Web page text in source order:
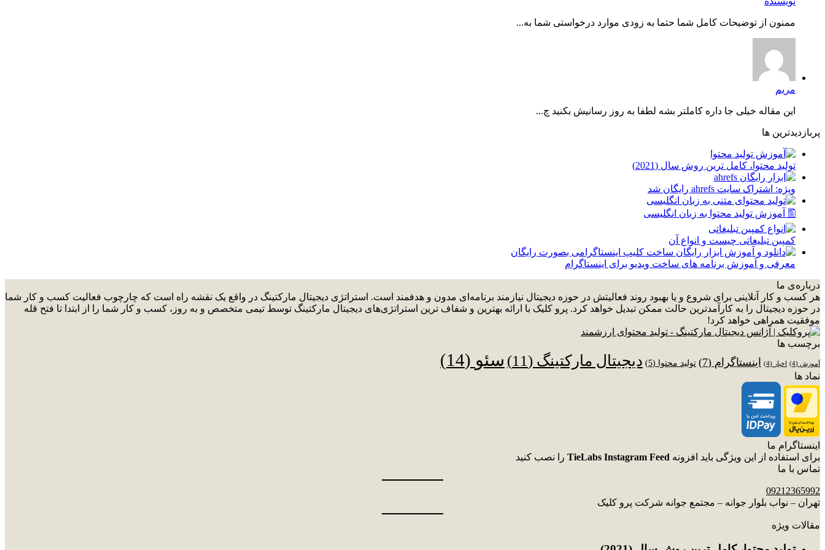
ممنون از توضیحات کامل شما حتما به زودی موارد درخواستی شما به...
مریم
این مقاله خیلی جا داره کاملتر بشه لطفا به روز رسانیش بکنید چ...
پربازدیدترین ها
توليد محتوا، کامل ترین روش سال (2021)
ویژه: اشتراک سایت ahrefs رایگان شد
🖺 آموزش تولید محتوا به زبان انگلیسی
کمپین تبلیغاتی چیست و انواع آن
معرفی و آموزش برنامه های ساخت ویدیو برای اینستاگرام
درباره‌ی ما
هر کسب و کار آنلاینی برای شروع و یا بهبود روند فعالیتش در حوزه دیجیتال نیازمند برنامه‌ای مدون و هدفمند است. استراتژی دیجیتال مارکتینگ در واقع یک نقشه راه است که چارچوب فعالیت کسب و کار شما
در حوزه دیجیتال را به کارآمدترین حالت ممکن تبدیل خواهد کرد. پرو کلیک با ارائه بهترین و شفاف ترین استراتژی‌های دیجیتال مارکتینگ توسط تیمی متخصص و به روز، کسب و کار شما را از ابتدا تا فتح قله
موفقیت همراهی خواهد کرد!
برچسب ها
آموزش (4) اخبار (4) اینستاگرام (7) تولید محتوا (5) دیجیتال مارکتینگ (11) سئو (14)
نماد ها
اینستاگرام ما
برای استفاده از این ویژگی باید افزونه TieLabs Instagram Feed را نصب کنید
تماس با ما
09212365992
تهران – نواب بلوار جوانه – مجتمع جوانه شرکت پرو کلیک
مقالات ویژه